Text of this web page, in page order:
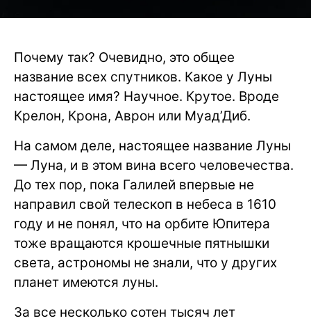
Почему так? Очевидно, это общее
название всех спутников. Какое у Луны
настоящее имя? Научное. Крутое. Вроде
Крелон, Крона, Аврон или Муад’Диб.
На самом деле, настоящее название Луны
— Луна, и в этом вина всего человечества.
До тех пор, пока Галилей впервые не
направил свой телескоп в небеса в 1610
году и не понял, что на орбите Юпитера
тоже вращаются крошечные пятнышки
света, астрономы не знали, что у других
планет имеются луны.
За все несколько сотен тысяч лет